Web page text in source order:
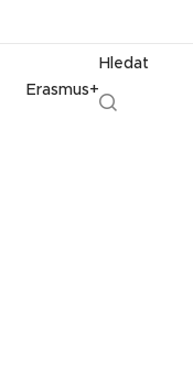
Erasmus+
Hledat